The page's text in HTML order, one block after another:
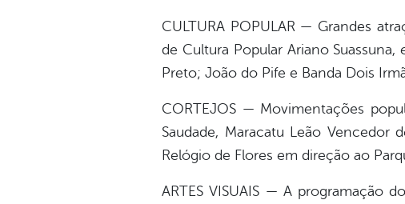
CULTURA POPULAR — Grandes
de Cultura Popular Ariano
Preto; João do Pife e Banda Dois
CORTEJOS — Movimentações
Saudade, Maracatu Leão
Relógio de Flores em direção ao
ARTES VISUAIS — A programação